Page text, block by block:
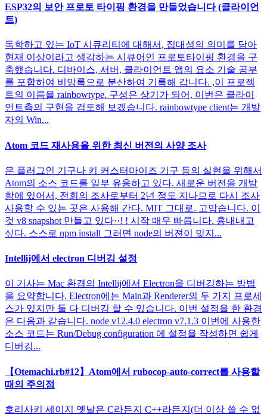
ESP32의 보안 프로토 타이핑 환경을 만들었습니다 (클라이언
트)
독학하고 있는 IoT 시큐리티에 대해서, 집대성의 의미를 담아
현재 이상이라고 생각하는 시큐어인 프로토타이핑 환경을 구
축했습니다. 디바이스, 서버, 클라이언트 앱의 요소 기술 공부
를 포함하여 비망록으로 분산하여 기록해 갑니다. ,이 프로젝
트의 이름을 rainbowtype. 구성은 상기가 되어, 이번은 클라이
언트측의 구현을 검토해 보겠습니다. rainbowtype client는 개발
자의 Win...
Atom 코드 재사용을 위한 최신 버전의 사양 조사
은 플러그인 기구나 키 커스터마이즈 기구 등의 실현을 위해서
Atom의 소스 코드를 일부 유용하고 있다. 새로운 버전을 개발
함에 있어서, 전회의 조사로부터 2년 정도 지나므로 다시 조사
사용할 수 있는 곳은 사용해 간다. MIT 그대로. 고맙습니다. 이
것 v8 snapshot 만들고 있다··! ! 시작 매우 빠릅니다. 흉내내고
싶다. 스스로 npm install 그러면 node의 버젼이 맞지...
Intellij에서 electron 디버깅 설정
이 기사는 Mac 환경의 Intellij에서 Electron을 디버깅하는 방법
을 요약합니다. Electron에는 Main과 Renderer의 두 가지 프로세
스가 있지만 둘 다 디버깅 할 수 있습니다. 이번 설정을 한 환경
은 다음과 같습니다. node v12.4.0 electron v7.1.3 이번에 사용한
소스 코드는 Run/Debug configuration 에 설정을 작성하면 쉽게
디버깅...
【Otemachi.rb#12】Atom에서 rubocop-auto-correct를 사용할
때의 주의점
호리사키 세이지 옛날은 C라든지 C++라든지(더 이상 쓸 수 없